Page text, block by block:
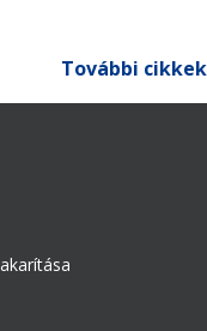
További cikkek